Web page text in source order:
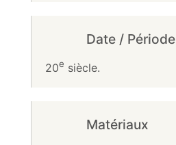
Date / Période
20e siècle.
Matériaux